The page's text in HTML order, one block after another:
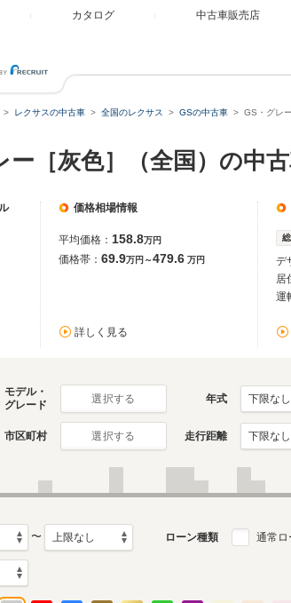
カタログ 中古車販売店
レクサスの中古車 全国のレクサス GSの中古車 GS・グレ
ー［灰色］（全国）の中
価格相場情報
平均価格： 158.8万円
価格帯： 69.9万円～479.6 万円
詳しく見る
デ
居
運
モデル・
グレード
選択する 年式
市区町村 選択する 走行距離
〜 ローン種類 通常ロ